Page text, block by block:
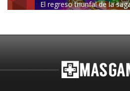
El regreso triunfal de la